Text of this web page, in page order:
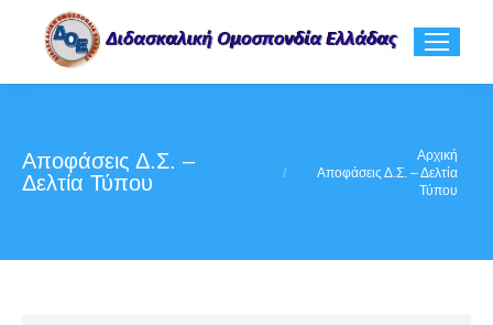
Αποφάσεις Δ.Σ. –
Δελτία Τύπου
Αρχική
Αποφάσεις Δ.Σ. – Δελτία
Τύπου